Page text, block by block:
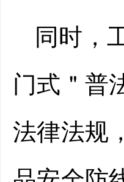
同时，
门式 ＂ 普
法律法规